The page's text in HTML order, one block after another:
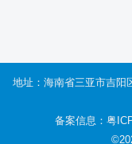
地址：海南省三亚市吉阳
备案信息：粤